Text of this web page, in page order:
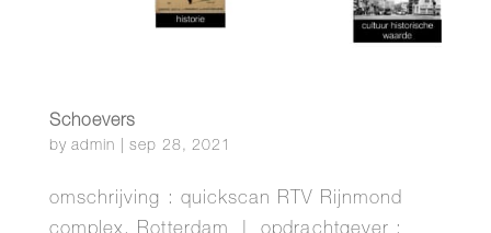
Schoevers
byadmin |sep 28, 2021
omschrijving : quickscan RTV Rijnmond